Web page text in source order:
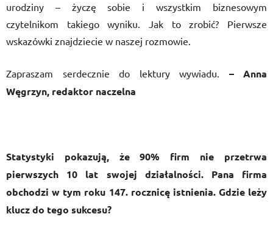
urodziny – życzę sobie i wszystkim biznesowym
czytelnikom takiego wyniku. Jak to zrobić? Pierwsze
wskazówki znajdziecie w naszej rozmowie.
Zapraszam serdecznie do lektury wywiadu. – Anna
Węgrzyn, redaktor naczelna
Statystyki pokazują, że 90% firm nie przetrwa
pierwszych 10 lat swojej działalności. Pana firma
obchodzi w tym roku 147. rocznicę istnienia. Gdzie leży
klucz do tego sukcesu?